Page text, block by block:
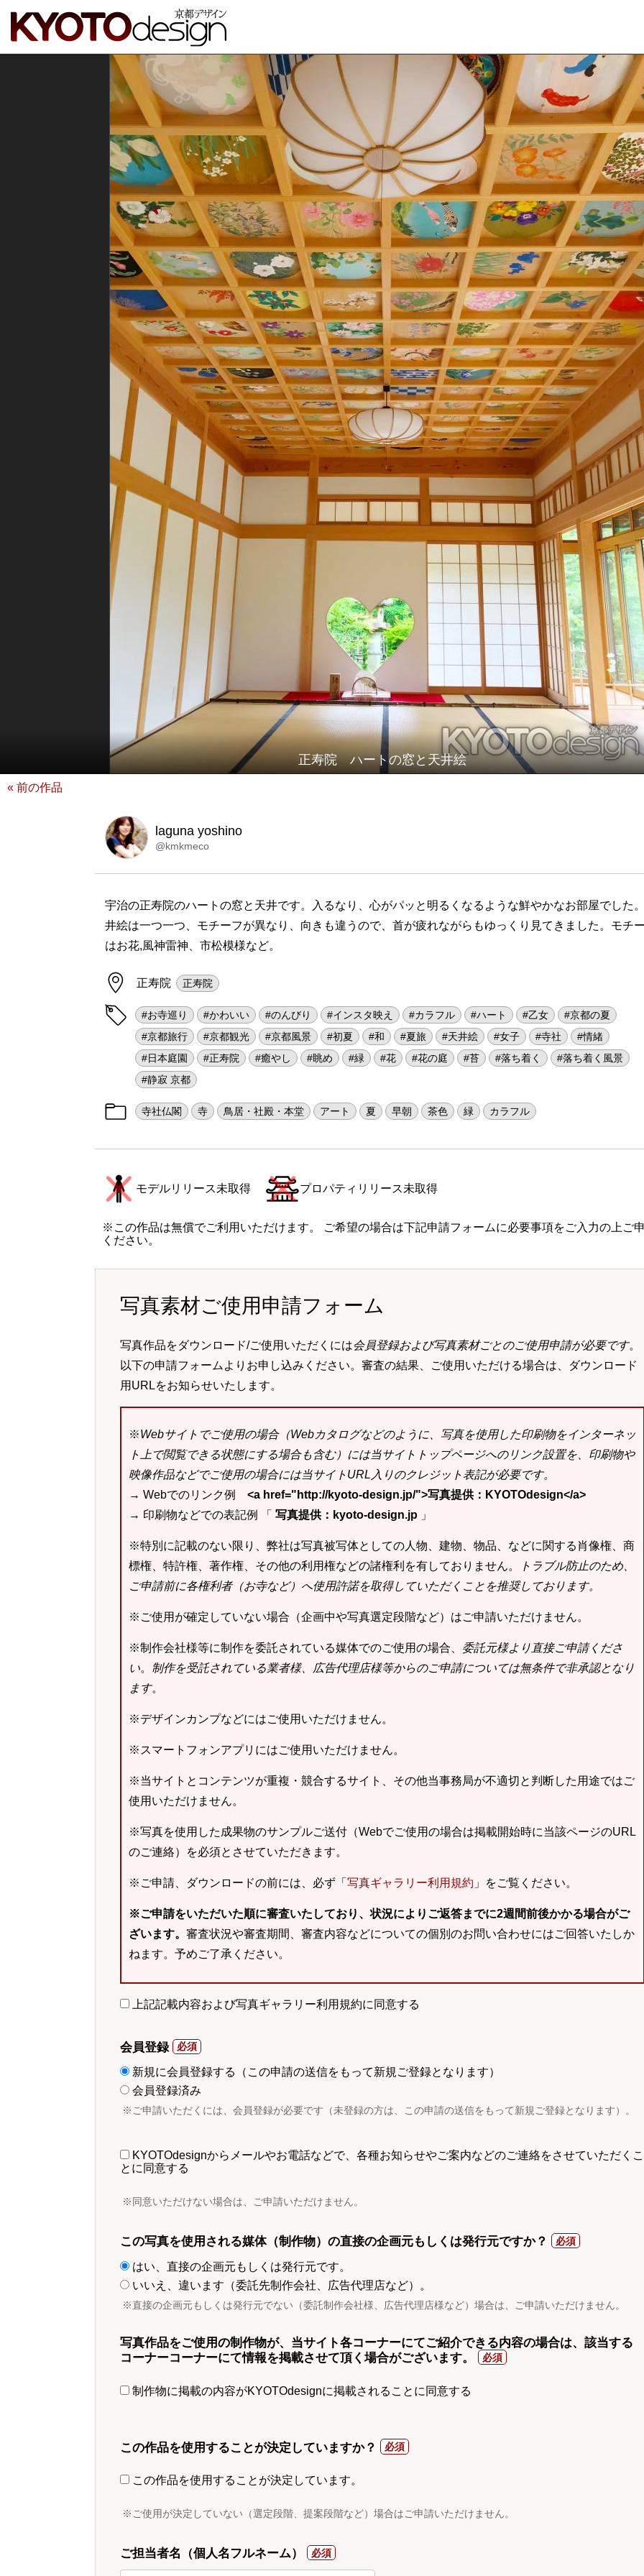
正寿院 ハートの窓と天井絵
« 前の作品
laguna yoshino
@kmkmeco
宇治の正寿院のハートの窓と天井です。入るなり、心がパッと明るくなるような鮮やかなお部屋でした
井絵は一つ一つ、モチーフが異なり、向きも違うので、首が疲れながらもゆっくり見てきました。モチ
はお花,風神雷神、市松模様など。
正寿院 正寿院
#お寺巡り #かわいい #のんびり #インスタ映え #カラフル #ハート #乙女
#京都の夏
#京都旅行
#京都観光 #京都風景 #初夏 #和 #夏旅 #天井絵 #女子 #寺社
#情緒
#日本庭園
#正寿院 #癒やし #眺め #緑 #花 #花の庭 #苔 #落ち着く
#落ち着く風景
#静寂 京都
寺社仏閣 寺 鳥居・社殿・本堂 アート 夏 早朝 茶色 緑 カラフル
モデルリリース未取得 プロパティリリース未取得
※この作品は無償でご利用いただけます。 ご希望の場合は下記申請フォームに必要事項をご入力の上ご
ください。
写真素材ご使用申請フォーム
写真作品をダウンロード/ご使用いただくには会員登録および写真素材ごとのご使用申請が必要です。
以下の申請フォームよりお申し込みください。審査の結果、ご使用いただける場合は、ダウンロード
用URLをお知らせいたします。
※Webサイトでご使用の場合（Webカタログなどのように、写真を使用した印刷物をインターネッ
ト上で閲覧できる状態にする場合も含む）には当サイトトップページへのリンク設置を、印刷物や
映像作品などでご使用の場合には当サイトURL入りのクレジット表記が必要です。
→ Webでのリンク例 <a href="http://kyoto-design.jp/">写真提供：KYOTOdesign</a>
→ 印刷物などでの表記例 「 写真提供：kyoto-design.jp 」
※特別に記載のない限り、弊社は写真被写体としての人物、建物、物品、などに関する肖像権、商
標権、特許権、著作権、その他の利用権などの諸権利を有しておりません。
トラブル防止のため、
ご申請前に各権利者（お寺など）へ使用許諾を取得していただくことを推奨しております。
※ご使用が確定していない場合（企画中や写真選定段階など）はご申請いただけません。
※制作会社様等に制作を委託されている媒体でのご使用の場合、 委託元様より直接ご申請くださ
い。 制作を受託されている業者様、広告代理店様等からのご申請については無条件で非承認となり
ます。
※デザインカンプなどにはご使用いただけません。
※スマートフォンアプリにはご使用いただけません。
※当サイトとコンテンツが重複・競合するサイト、その他当事務局が不適切と判断した用途ではご
使用いただけません。
※写真を使用した成果物のサンプルご送付（Webでご使用の場合は掲載開始時に当該ページのURL
のご連絡）を必須とさせていただきます。
※ご申請、ダウンロードの前には、必ず「 写真ギャラリー利用規約 」をご覧ください。
※ご申請をいただいた順に審査いたしており、状況によりご返答までに2週間前後かかる場合がご
ざいます。 審査状況や審査期間、審査内容などについての個別のお問い合わせにはご回答いたしか
ねます。予めご了承ください。
上記記載内容および写真ギャラリー利用規約に同意する
会員登録
新規に会員登録する（この申請の送信をもって新規ご登録となります）
会員登録済み
※ご申請いただくには、会員登録が必要です（未登録の方は、この申請の送信をもって新規ご登録となります）。
KYOTOdesignからメールやお電話などで、各種お知らせやご案内などのご連絡をさせていただくこ
とに同意する
※同意いただけない場合は、ご申請いただけません。
この写真を使用される媒体（制作物）の直接の企画元もしくは発行元ですか？
はい、直接の企画元もしくは発行元です。
いいえ、違います（委託先制作会社、広告代理店など）。
※直接の企画元もしくは発行元でない（委託制作会社様、広告代理店様など）場合は、ご申請いただけません。
写真作品をご使用の制作物が、当サイト各コーナーにてご紹介できる内容の場合は、該当する
コーナーコーナーにて情報を掲載させて頂く場合がございます。
制作物に掲載の内容がKYOTOdesignに掲載されることに同意する
この作品を使用することが決定していますか？
この作品を使用することが決定しています。
※ご使用が決定していない（選定段階、提案段階など）場合はご申請いただけません。
ご担当者名（個人名フルネーム）